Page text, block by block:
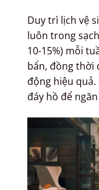
Duy trì lịch vệ
luôn trong
10-15%) mỗi
bẩn, đồng thời
động hiệu quả.
đáy hồ để